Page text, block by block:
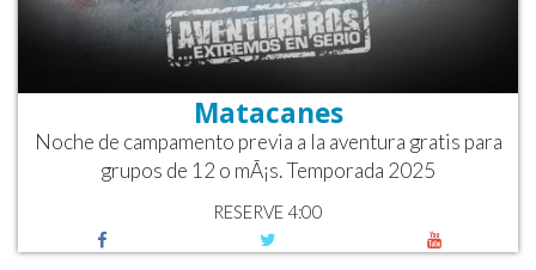
Matacanes
Noche de campamento previa a la aventura gratis para
grupos de 12 o mÃ¡s. Temporada 2025
RESERVE 4:00